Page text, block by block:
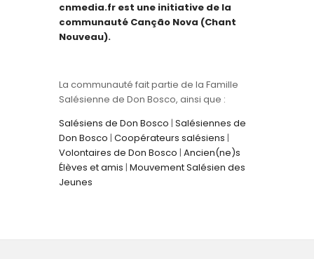
cnmedia.fr est une initiative de la
communauté Canção Nova (Chant
Nouveau).
La communauté fait partie de la Famille
Salésienne de Don Bosco, ainsi que :
Salésiens de Don Bosco | Salésiennes de
Don Bosco | Coopérateurs salésiens |
Volontaires de Don Bosco | Ancien(ne)s
Élèves et amis | Mouvement Salésien des
Jeunes